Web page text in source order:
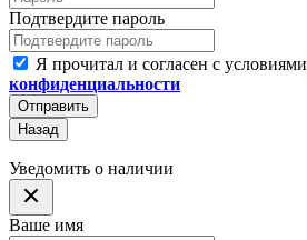
Подтвердите пароль
Я прочитал и согласен с условиями
конфиденциальности
Отправить
Назад
Уведомить о наличии
Ваше имя